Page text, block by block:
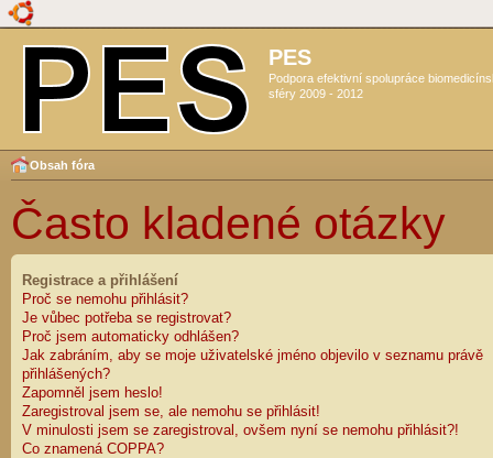
PES
Podpora efektivní spolupráce
sféry 2009 - 2012
Obsah fóra
Často kladené otázky
Registrace a přihlášení
Proč se nemohu přihlásit?
Je vůbec potřeba se registrovat?
Proč jsem automaticky odhlášen?
Jak zabráním, aby se moje uživatelské jméno objevilo v seznamu právě
přihlášených?
Zapomněl jsem heslo!
Zaregistroval jsem se, ale nemohu se přihlásit!
V minulosti jsem se zaregistroval, ovšem nyní se nemohu přihlásit?!
Co znamená COPPA?